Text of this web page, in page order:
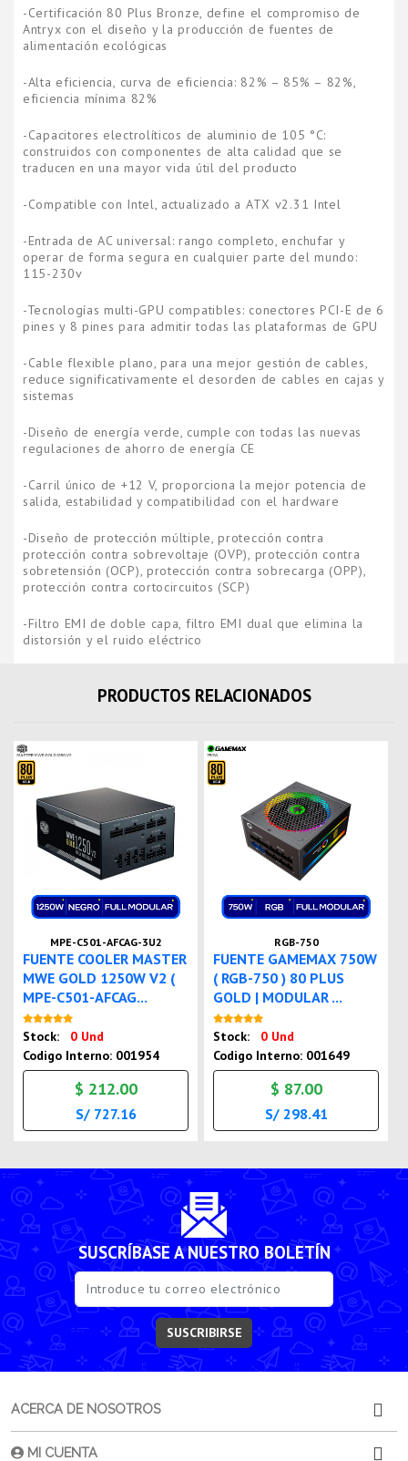
-Certificación 80 Plus Bronze, define el compromiso de
Antryx con el diseño y la producción de fuentes de
alimentación ecológicas
-Alta eficiencia, curva de eficiencia: 82% – 85% – 82%,
eficiencia mínima 82%
-Capacitores electrolíticos de aluminio de 105 °C:
construidos con componentes de alta calidad que se
traducen en una mayor vida útil del producto
-Compatible con Intel, actualizado a ATX v2.31 Intel
-Entrada de AC universal: rango completo, enchufar y
operar de forma segura en cualquier parte del mundo:
115-230v
-Tecnologías multi-GPU compatibles: conectores PCI-E de 6
pines y 8 pines para admitir todas las plataformas de GPU
-Cable flexible plano, para una mejor gestión de cables,
reduce significativamente el desorden de cables en cajas y
sistemas
-Diseño de energía verde, cumple con todas las nuevas
regulaciones de ahorro de energía CE
-Carril único de +12 V, proporciona la mejor potencia de
salida, estabilidad y compatibilidad con el hardware
-Diseño de protección múltiple, protección contra
protección contra sobrevoltaje (OVP), protección contra
sobretensión (OCP), protección contra sobrecarga (OPP),
protección contra cortocircuitos (SCP)
-Filtro EMI de doble capa, filtro EMI dual que elimina la
distorsión y el ruido eléctrico
PRODUCTOS RELACIONADOS
MPE-C501-AFCAG-3U2
FUENTE COOLER MASTER
MWE GOLD 1250W V2 (
MPE-C501-AFCAG...
Stock:
0 Und
Codigo Interno: 001954
$ 212.00
S/ 727.16
RGB-750
FUENTE GAMEMAX 750W
( RGB-750 ) 80 PLUS
GOLD | MODULAR ...
Stock:
0 Und
Codigo Interno: 001649
$ 87.00
S/ 298.41
SUSCRÍBASE A NUESTRO BOLETÍN
SUSCRIBIRSE
ACERCA DE NOSOTROS
MI CUENTA